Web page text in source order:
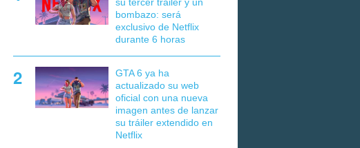
bombazo: será
exclusivo de Netflix
durante 6 horas
GTA 6 ya ha
actualizado su web
oficial con una nueva
imagen antes de lanzar
su tráiler extendido en
Netflix